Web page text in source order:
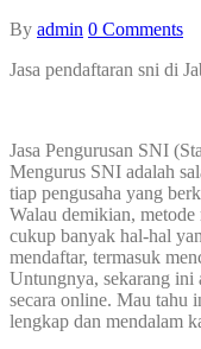
By admin 0 Comments
Jasa pendaftaran sni di
Jasa Pengurusan SNI
Mengurus SNI adalah
tiap pengusaha yang
Walau demikian,
cukup banyak hal-hal
mendaftar, termasuk
Untungnya, sekarang ini
secara online. Mau tahu
lengkap dan mendalam